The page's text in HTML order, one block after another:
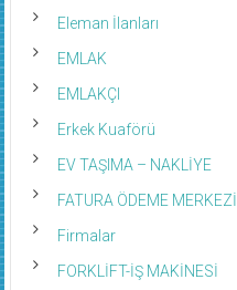
Eleman İlanları
EMLAK
EMLAKÇI
Erkek Kuaförü
EV TAŞIMA – NAKLİYE
FATURA ÖDEME MERKEZİ
Firmalar
FORKLİFT-İŞ MAKİNESİ